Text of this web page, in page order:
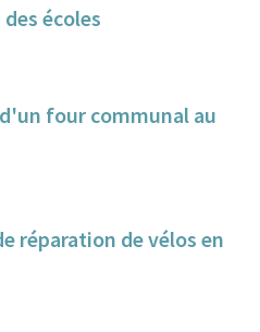
écoles
four communal au
réparation de vélos en